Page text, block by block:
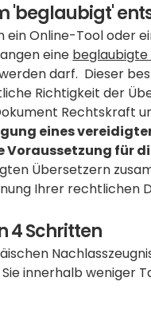
'beglaubigt'
ein Online-Tool oder
eine
darf.  Dieser
Richtigkeit der
Rechtskraft
eines
für
Übersetzern
Ihrer rechtlichen
4 Schritten
innerhalb weniger